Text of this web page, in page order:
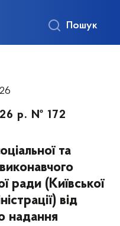
Пошук
р. № 172
та
ради (Київської
від
надання